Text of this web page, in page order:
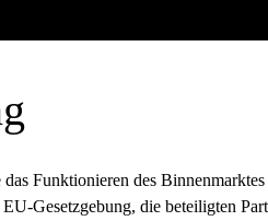
Funktionieren des
Gesetzgebung, die beteiligten